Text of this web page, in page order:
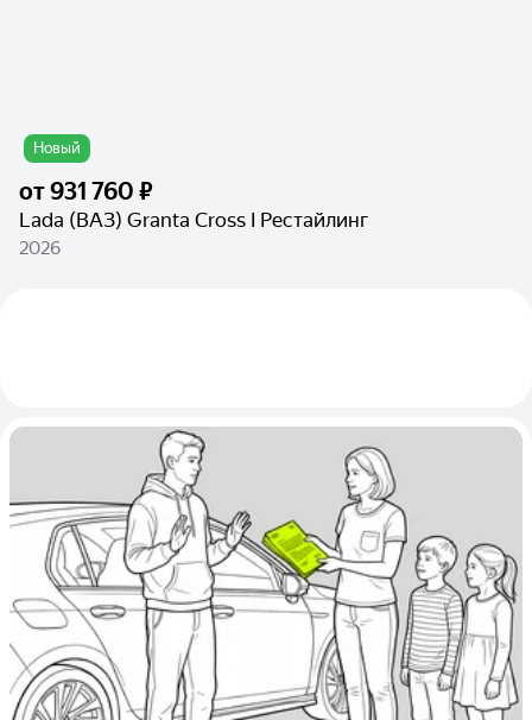
Новый
от931 760 ₽
Lada (ВАЗ) Granta Cross I Рестайлинг
2026